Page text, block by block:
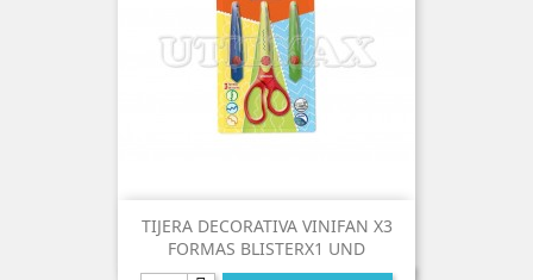
TIJERA DECORATIVA VINIFAN X3
FORMAS BLISTERX1 UND